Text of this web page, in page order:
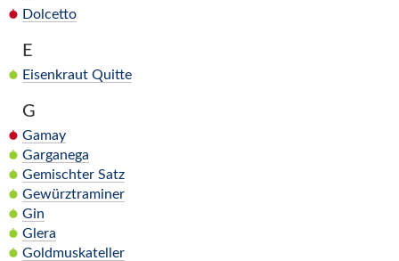
Dolcetto
E
Eisenkraut Quitte
G
Gamay
Garganega
Gemischter Satz
Gewürztraminer
Gin
Glera
Goldmuskateller